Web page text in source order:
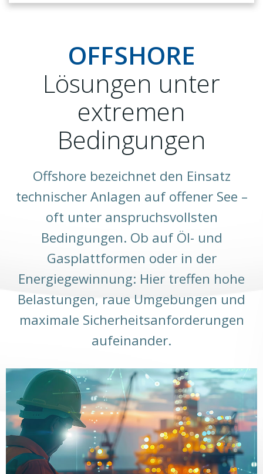
OFFSHORE
Lösungen unter
extremen
Bedingungen
Offshore bezeichnet den Einsatz
technischer Anlagen auf offener See –
oft unter anspruchsvollsten
Bedingungen. Ob auf Öl- und
Gasplattformen oder in der
Energiegewinnung: Hier treffen hohe
Belastungen, raue Umgebungen und
maximale Sicherheitsanforderungen
aufeinander.